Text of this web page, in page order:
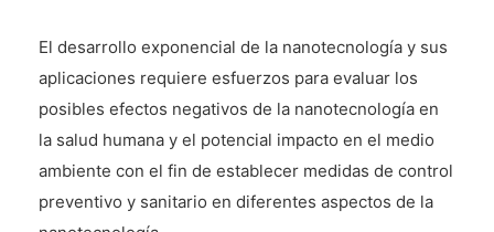
El desarrollo exponencial de la nanotecnología y sus
aplicaciones requiere esfuerzos para evaluar los
posibles efectos negativos de la nanotecnología en
la salud humana y el potencial impacto en el medio
ambiente con el fin de establecer medidas de control
preventivo y sanitario en diferentes aspectos de la